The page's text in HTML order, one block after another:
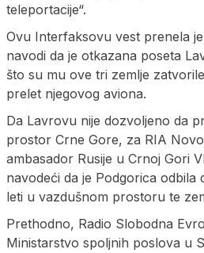
teleportacije“.
Ovu Interfaksovu vest prenela
navodi da je otkazana poseta
što su mu ove tri zemlje
prelet njegovog aviona.
Da Lavrovu nije dozvoljeno da
prostor Crne Gore, za RIA
ambasador Rusije u Crnoj Gori
navodeći da je Podgorica odbila
leti u vazdušnom prostoru te
Prethodno, Radio Slobodna
Ministarstvo spoljnih poslova u